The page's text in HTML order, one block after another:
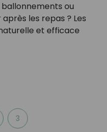
ballonnements ou
les repas ? Les
et efficace
3